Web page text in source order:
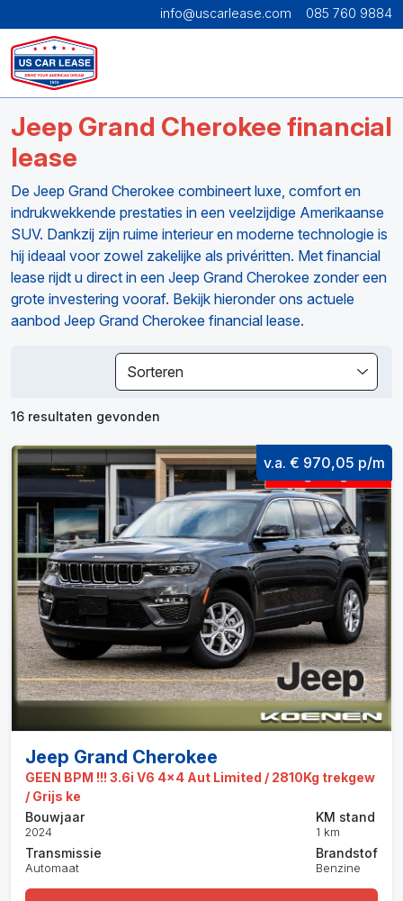
info@uscarlease.com 085 760 9884
Jeep Grand Cherokee financial
lease
De Jeep Grand Cherokee combineert luxe, comfort en
indrukwekkende prestaties in een veelzijdige Amerikaanse
SUV. Dankzij zijn ruime interieur en moderne technologie is
hij ideaal voor zowel zakelijke als privéritten. Met financial
lease rijdt u direct in een Jeep Grand Cherokee zonder een
grote investering vooraf. Bekijk hieronder ons actuele
aanbod Jeep Grand Cherokee financial lease.
Sorteren
16 resultaten gevonden
v.a. € 970,05 p/m
Jeep Grand Cherokee
GEEN BPM !!! 3.6i V6 4x4 Aut Limited / 2810Kg trekgew
/ Grijs ke
Bouwjaar
2024
Transmissie
Automaat
KM stand
1 km
Brandstof
Benzine